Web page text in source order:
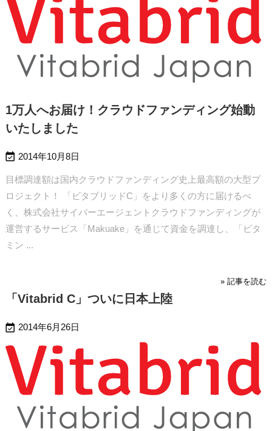
1万人へお届け！クラウドファンディング始動
いたしました
 2014年10月8日
目標調達額は国内クラウドファンディング史上最高額の大型プ
ロジェクト！ 「ビタブリッドC」をより多くの方に届けるべ
く、株式会社サイバーエージェントクラウドファンディングが
運営するサービス「Makuake」を通じて資金を調達し、「ビタ
ミン ...
» 記事を読む
「Vitabrid C」ついに日本上陸
 2014年6月26日